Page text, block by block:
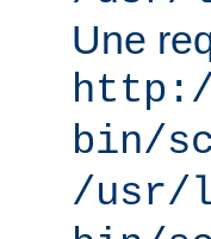
Une
http://
bin/
/usr/